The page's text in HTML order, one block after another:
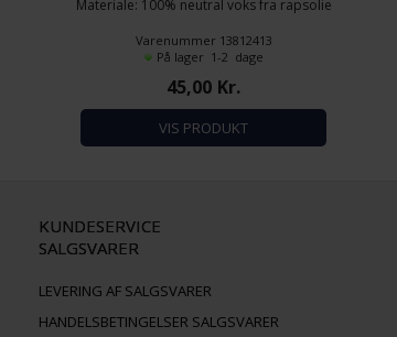
Materiale: 100% neutral voks fra rapsolie
Diameter: 3,8 cm.
Højde: 2,5 cm.
Antal pr. pakke: 18 stk.
Varenummer 13812413
På lager 1-2 dage
45,00 Kr.
VIS PRODUKT
KUNDESERVICE
SALGSVARER
LEVERING AF SALGSVARER
HANDELSBETINGELSER SALGSVARER